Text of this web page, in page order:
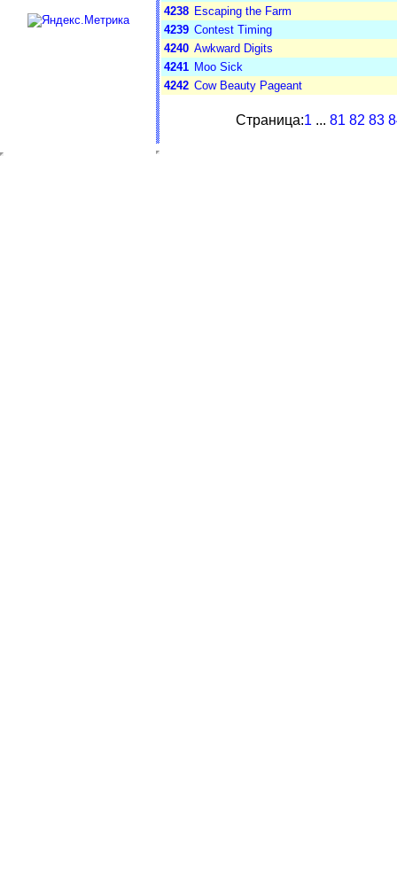
4238 Escaping the Farm
4239 Contest Timing
4240 Awkward Digits
4241 Moo Sick
4242 Cow Beauty Pageant
Страница:1 ... 81 82 83